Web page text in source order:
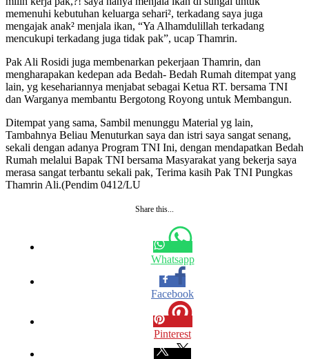
memenuhi kebutuhan keluarga sehari², terkadang saya juga
mengajak anak² menjala ikan, “Ya Alhamdulillah terkadang
mencukupi terkadang juga tidak pak”, ucap Thamrin.
Pak Ali Rosidi juga membenarkan pekerjaan Thamrin, dan
mengharapakan kedepan ada Bedah- Bedah Rumah ditempat yang
lain, yg kesehariannya menjabat sebagai Ketua RT. bersama TNI
dan Warganya membantu Bergotong Royong untuk Membangun.
Ditempat yang sama, Sambil menunggu Material yg lain,
Tambahnya Beliau Menuturkan saya dan istri saya sangat senang,
sekali dengan adanya Program TNI Ini, dengan mendapatkan Bedah
Rumah melalui Bapak TNI bersama Masyarakat yang bekerja saya
merasa sangat terbantu sekali pak, Terima kasih Pak TNI Pungkas
Thamrin Ali.(Pendim 0412/LU
Share this...
Whatsapp
Facebook
Pinterest